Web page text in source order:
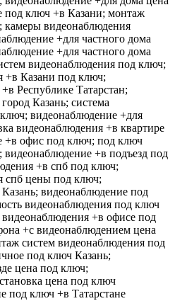
под ключ +в Казани; монтаж
камеры видеонаблюдения
+для частного дома
+для частного дома
видеонаблюдения под ключ;
+в Казани под ключ;
Республике Татарстан;
Казань; система
видеонаблюдение +для
видеонаблюдения +в квартире
+в офис под ключ; под ключ
+в подъезд под
+в спб под ключ;
спб цены под ключ;
видеонаблюдение под
видеонаблюдения под ключ
+в офисе под
+с видеонаблюдением цена
систем видеонаблюдения под
под ключ Казань;
цена под ключ;
цена под ключ
под ключ +в Татарстане